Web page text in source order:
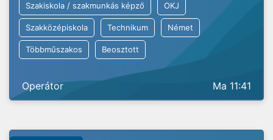
Szakiskola / szakmunkás képző OKJ
Szakközépiskola Technikum Német
Többműszakos Beosztott
Operátor Ma 11:41